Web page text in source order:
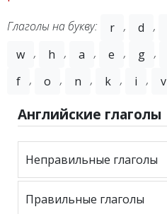
Глаголы на букву: r , d ,
w , h , a , e , g ,
f , o , n , k , i , v
Английские глаголы
Неправильные глаголы
Правильные глаголы